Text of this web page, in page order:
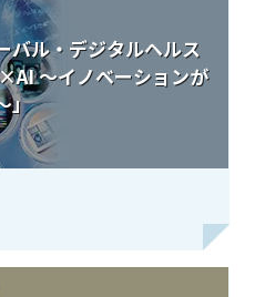
て
さい。
バル・デジタルヘルス
～イノベーションが
」